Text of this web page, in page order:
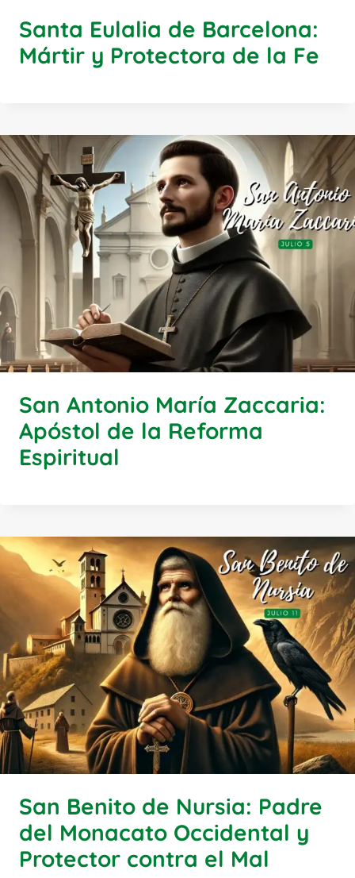
Santa Eulalia de Barcelona:
Mártir y Protectora de la Fe
San Antonio María Zaccaria:
Apóstol de la Reforma
Espiritual
San Benito de Nursia: Padre
del Monacato Occidental y
Protector contra el Mal